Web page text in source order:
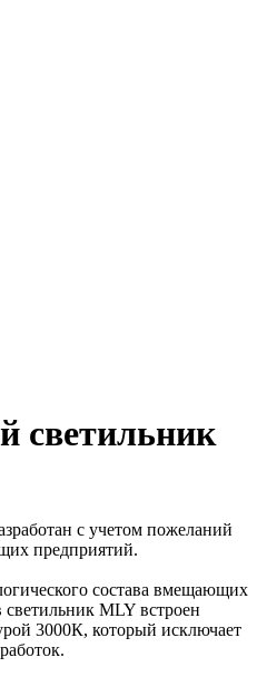
светильник
с учетом пожеланий
предприятий.
состава вмещающих
MLY встроен
3000К, который исключает